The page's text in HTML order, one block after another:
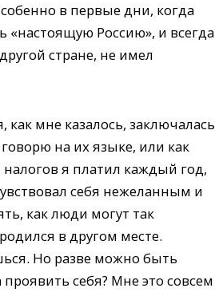
в первые дни, когда
Россию», и всегда
стране, не имел
мне казалось, заключалась
на их языке, или как
я платил каждый год,
себя нежеланным и
как люди могут так
в другом месте.
Но разве можно быть
себя? Мне это совсем